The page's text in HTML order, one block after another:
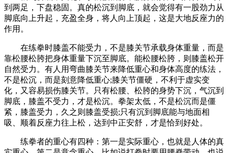
到两足，下盘稳固。真的松沉到脚底，就会觉得有一股劲力从
脚底向上升起，充盈全身，将人向上顶起，这是大地反座力的
作用。
在练拳时膝盖不能受力，不是膝关节承载身体重量，而是
靠松腰松胯把身体重量下沉至脚底。能松腰松胯，则膝盖松开
自然受力。有人用弯曲膝关节来降低重心和身体高度的练法，
不是松沉，而是刻意降低重心;膝关节僵硬，不利于虚实变
化，又容易损伤膝关节。只有松腰、松胯的身势下沉，气沉到
脚底，膝盖不受力，才是松沉。拳架太低，不是松沉而是僵
紧，膝盖受力，久之则膝盖受损;只有沉到脚底能与地面相
吸、顺着反座力往上松，达到中正安舒，才是恰到好处。
练拳者的重心有四种：第一是实际重心，也就是人体的真